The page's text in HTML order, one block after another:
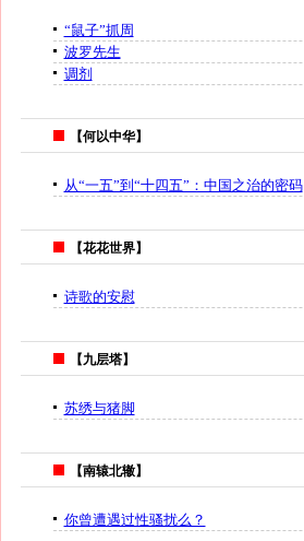
“鼠子”抓周
波罗先生
调剂
【何以中华】
从“一五”到“十四五”：中国之治的密码
【花花世界】
诗歌的安慰
【九层塔】
苏绣与猪脚
【南辕北辙】
你曾遭遇过性骚扰么？